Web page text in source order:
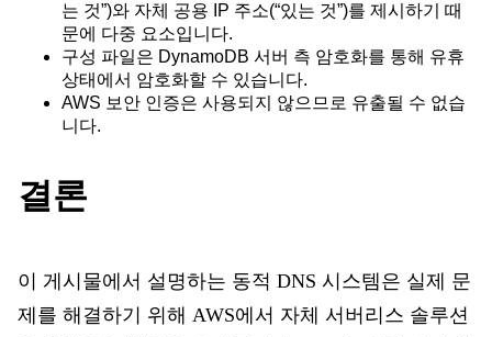
는 것”)와 자체 공용 IP 주소(“있는 것”)를 제시하기 때
문에 다중 요소입니다.
구성 파일은 DynamoDB 서버 측 암호화를 통해 유휴
상태에서 암호화할 수 있습니다.
AWS 보안 인증은 사용되지 않으므로 유출될 수 없습
니다.
결론
이 게시물에서 설명하는 동적 DNS 시스템은 실제 문
제를 해결하기 위해 AWS에서 자체 서버리스 솔루션